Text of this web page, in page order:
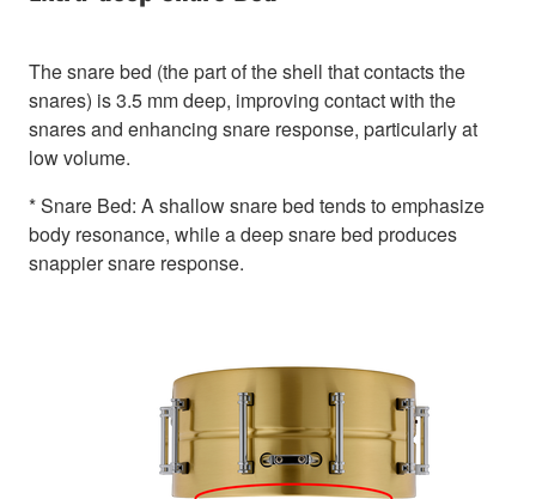
The snare bed (the part of the shell that contacts the
snares) is 3.5 mm deep, improving contact with the
snares and enhancing snare response, particularly at
low volume.
* Snare Bed: A shallow snare bed tends to emphasize
body resonance, while a deep snare bed produces
snappier snare response.